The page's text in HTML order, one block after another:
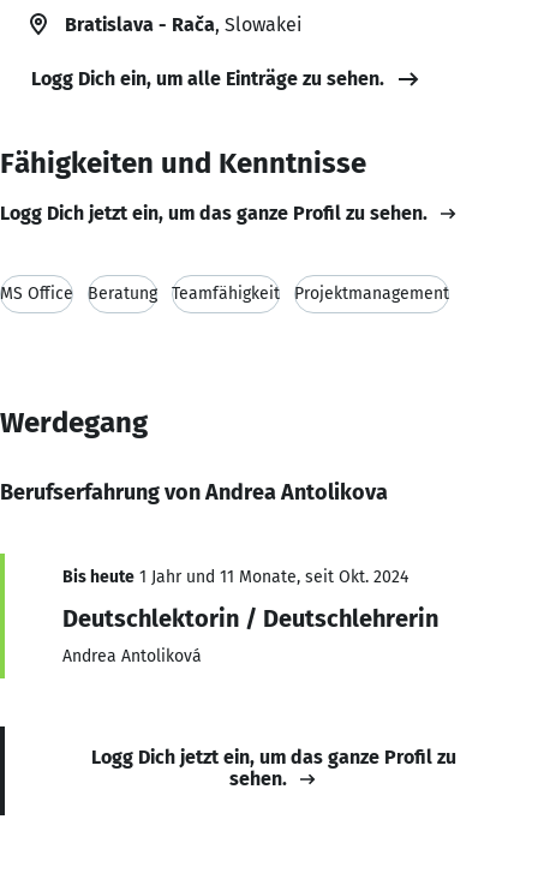
Bratislava - Rača, Slowakei
Logg Dich ein, um alle Einträge zu sehen.
Fähigkeiten und Kenntnisse
Logg Dich jetzt ein, um das ganze Profil zu sehen.
MS Office Beratung Teamfähigkeit Projektmanagement
Werdegang
Berufserfahrung von Andrea Antolikova
Bis heute 1 Jahr und 11 Monate, seit Okt. 2024
Deutschlektorin / Deutschlehrerin
Andrea Antoliková
Logg Dich jetzt ein, um das ganze Profil zu
sehen.